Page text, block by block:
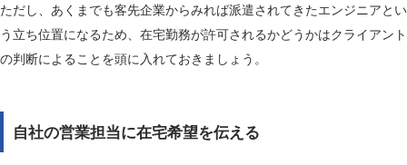
ただし、あくまでも客先企業からみれば派遣されてきたエンジニアとい
う立ち位置になるため、在宅勤務が許可されるかどうかはクライアント
の判断によることを頭に入れておきましょう。
自社の営業担当に在宅希望を伝える